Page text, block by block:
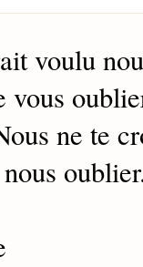
voulu
vous
ne te